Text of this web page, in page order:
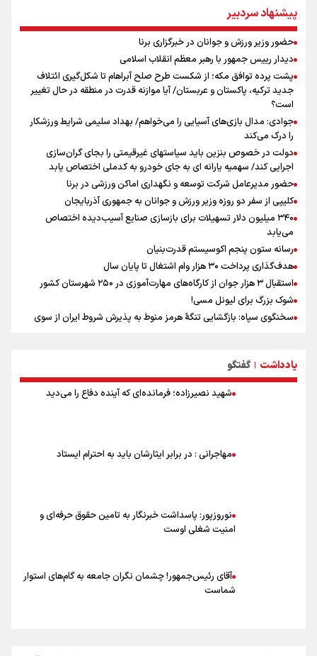
است/ انسجام اجتماعی و حضور مردم مهمترین عامل ناکام ماندن
محاسبات دشمنان
ونس: در حال کار بر روی ایجاد یک سیستم ناوبری امن هستیم
علی‌نژاد در مراسم انجمن ورزشی نویسان در روز خبرنگار : رسانه‌های خبری
در سال گذشته تا به امروز اتفاقات بزرگی را رقم زدند
نشست استاندار فارس با خبرنگاران
سیدمناف هاشمی در مراسم انجمن ورزشی نویسان : قدردان زحمات اهالی
رسانه به ویژه ورزشی نویسان هستیم
پیشنهاد سردبیر
حضور وزیر ورزش و جوانان در خبرگزاری برنا
دیدار رییس جمهور با رهبر معظم انقلاب اسلامی
پشت پرده توافق مکه؛ از شکست طرح صلح آبراهام تا شکل‌گیری ائتلاف
جدید ترکیه، پاکستان و عربستان/ آیا موازنه قدرت در منطقه در حال تغییر
است؟
جوادی: مدال بازی‌های آسیایی را می‌خواهم/ بهداد سلیمی شرایط ورزشکار
را درک می‌کند
دولت در خصوص بنزین باید سیاستهای غیرقیمتی را بجای گران‌سازی
اجرایی کند/ سهمیه یارانه ای به جای خودرو به کدملی اختصاص یابد
حضور مدیرعامل شرکت توسعه و نگهداری اماکن ورزشی در برنا
کلیپی از سفر دو روزه وزیر ورزش و جوانان به جمهوری آذربایجان
۳۴۰ میلیون دلار تسهیلات برای بازسازی صنایع آسیب‌دیده اختصاص
می‌یابد
رسانه ستون پنجم اکوسیستم قدرت‌بنیان
هدف‌گذاری پرداخت ۳۰ هزار وام اشتغال تا پایان سال
استقبال ۳ هزار جوان از کارگاه‌های مهارت‌آموزی در ۲۵۰ شهرستان کشور
شوک بزرگ برای لیونل مسی!
سخنگوی سپاه: بازگشایی تنگۀ هرمز منوط به پذیرش شروط ایران از سوی
ورود مواد آلاینده به منابع آب از نگرانی‌های جدی دوران جنگ است/ خطر از
دست رفتن باروری خاک
مروری بر زندگینامه خبرنگار شهید «محمود صارمی»
یادداشت | گفتگو
شهید نصیرزاده؛ فرمانده‌ای که آینده دفاع را می‌دید
مهاجرانی : در برابر ایثارشان باید به احترام ایستاد
نوروزپور: پاسداشت خبرنگار به تامین حقوق حرفه‌ای و
امنیت شغلی اوست
آقای رئیس‌جمهور! چشمان نگران جامعه به گام‌های استوار
شماست